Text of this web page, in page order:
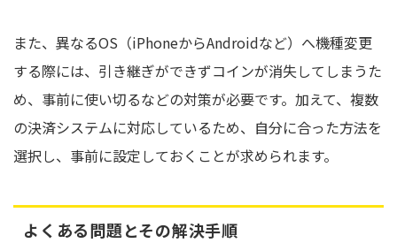
また、異なるOS（iPhoneからAndroidなど）へ機種変更
する際には、引き継ぎができずコインが消失してしまうた
め、事前に使い切るなどの対策が必要です。加えて、複数
の決済システムに対応しているため、自分に合った方法を
選択し、事前に設定しておくことが求められます。
よくある問題とその解決手順